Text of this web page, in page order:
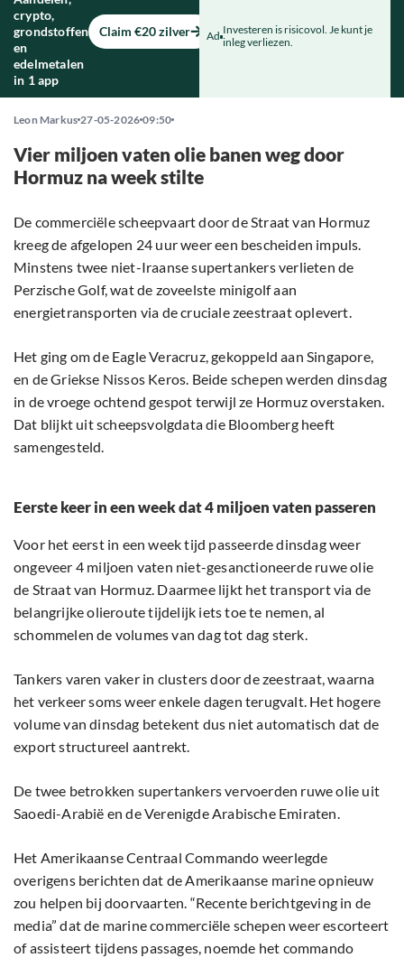
crypto,
grondstoffen
en
edelmetalen
in 1 app
Claim €20 zilver Ad Investeren is risicovol. Je kunt je
inleg verliezen.
Leon Markus 27-05-2026 09:50
Vier miljoen vaten olie banen weg door
Hormuz na week stilte
De commerciële scheepvaart door de Straat van Hormuz
kreeg de afgelopen 24 uur weer een bescheiden impuls.
Minstens twee niet-Iraanse supertankers verlieten de
Perzische Golf, wat de zoveelste minigolf aan
energietransporten via de cruciale zeestraat oplevert.
Het ging om de Eagle Veracruz, gekoppeld aan Singapore,
en de Griekse Nissos Keros. Beide schepen werden dinsdag
in de vroege ochtend gespot terwijl ze Hormuz overstaken.
Dat blijkt uit scheepsvolgdata die Bloomberg heeft
samengesteld.
Eerste keer in een week dat 4 miljoen vaten passeren
Voor het eerst in een week tijd passeerde dinsdag weer
ongeveer 4 miljoen vaten niet-gesanctioneerde ruwe olie
de Straat van Hormuz. Daarmee lijkt het transport via de
belangrijke olieroute tijdelijk iets toe te nemen, al
schommelen de volumes van dag tot dag sterk.
Tankers varen vaker in clusters door de zeestraat, waarna
het verkeer soms weer enkele dagen terugvalt. Het hogere
volume van dinsdag betekent dus niet automatisch dat de
export structureel aantrekt.
De twee betrokken supertankers vervoerden ruwe olie uit
Saoedi-Arabië en de Verenigde Arabische Emiraten.
Het Amerikaanse Centraal Commando weerlegde
overigens berichten dat de Amerikaanse marine opnieuw
zou helpen bij doorvaarten. “Recente berichtgeving in de
media” dat de marine commerciële schepen weer escorteert
of assisteert tijdens passages, noemde het commando